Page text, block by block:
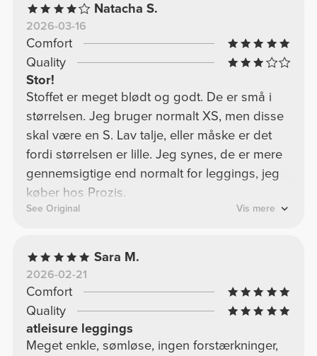
Natacha S.
2026-03-16
Comfort
Quality
Stor!
Stoffet er meget blødt og godt. De er små i
størrelsen. Jeg bruger normalt XS, men disse
skal være en S. Lav talje, eller måske er det
fordi størrelsen er lille. Jeg synes, de er mere
gennemsigtige end normalt for leggings, jeg
køber hos Prozis.
See Original Vis mere
Sara M.
2026-02-21
Comfort
Quality
atleisure leggings
Meget enkle, sømløse, ingen forstærkninger,